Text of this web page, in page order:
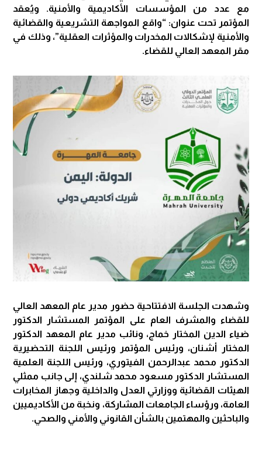
مع عدد من المؤسسات الأكاديمية والأمنية. ويُعقد
المؤتمر تحت عنوان: “واقع المواجهة التشريعية والقضائية
والأمنية لإشكالات المخدرات والمؤثرات العقلية”، وذلك في
مقر المعهد العالي للقضاء.
وشهدت الجلسة الافتتاحية حضور مدير عام المعهد العالي
للقضاء والمشرف العام على المؤتمر المستشار الدكتور
ضياء الدين المختار خماج، ونائب مدير عام المعهد الدكتور
المختار أشنان، ورئيس المؤتمر ورئيس اللجنة التحضيرية
الدكتور محمد عبدالرحمن الفيتوري، ورئيس اللجنة العلمية
المستشار الدكتور مسعود محمد شلندي، إلى جانب ممثلي
الهيئات القضائية ووزارتي العدل والداخلية وجهاز المخابرات
العامة، ورؤساء الجامعات المشاركة، ونخبة من الأكاديميين
والباحثين والمهتمين بالشأن القانوني والأمني والصحي.